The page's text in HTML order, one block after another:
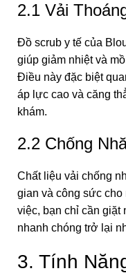
2.1 Vải
Đồ scrub y tế của
giúp giảm nhiệt và
Điều này đặc biệt
áp lực cao và căng
khám.
2.2 Chống
Chất liệu vải chống
gian và công sức
việc, bạn chỉ cần giặt
nhanh chóng trở lại
3. Tính